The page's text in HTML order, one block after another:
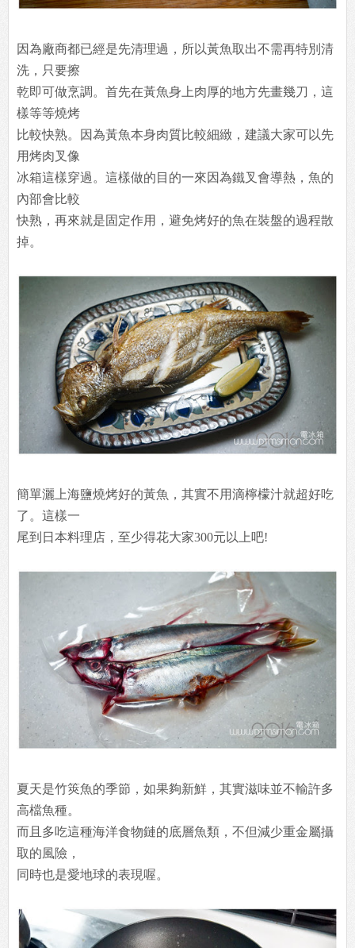
因為廠商都已經是先清理過，所以黃魚取出不需再特別清
洗，只要擦
乾即可做烹調。首先在黃魚身上肉厚的地方先畫幾刀，這
樣等等燒烤
比較快熟。因為黃魚本身肉質比較細緻，建議大家可以先
用烤肉叉像
冰箱這樣穿過。這樣做的目的一來因為鐵叉會導熱，魚的
內部會比較
快熟，再來就是固定作用，避免烤好的魚在裝盤的過程散
掉。
簡單灑上海鹽燒烤好的黃魚，其實不用滴檸檬汁就超好吃
了。這樣一
尾到日本料理店，至少得花大家300元以上吧!
夏天是竹筴魚的季節，如果夠新鮮，其實滋味並不輸許多
高檔魚種。
而且多吃這種海洋食物鏈的底層魚類，不但減少重金屬攝
取的風險，
同時也是愛地球的表現喔。